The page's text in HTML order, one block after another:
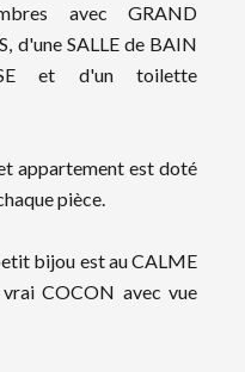
avec GRAND
d'une SALLE de BAIN
et d'un toilette
appartement est doté
pièce.
bijou est au CALME
COCON avec vue